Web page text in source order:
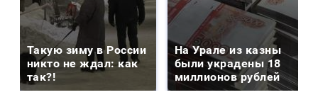
Такую зиму в России
никто не ждал: как
так?!
На Урале из казны
были украдены 18
миллионов рублей